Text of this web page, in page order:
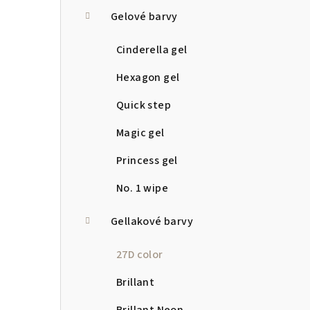
Gelové barvy
Cinderella gel
Hexagon gel
Quick step
Magic gel
Princess gel
No. 1 wipe
Gellakové barvy
27D color
Brillant